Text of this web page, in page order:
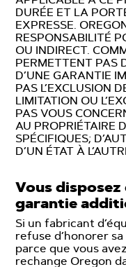
DURÉE ET LA
EXPRESSE.
RESPONSABILITÉ
OU INDIRECT.
PERMETTENT PAS
D’UNE GARANTIE
PAS L’EXCLUSION
LIMITATION OU
PAS VOUS
AU PROPRIÉTAIRE
SPÉCIFIQUES;
D’UN ÉTAT À
Vous
garantie
Si un fabricant
refuse d’honorer
parce que vous
rechange Oregon